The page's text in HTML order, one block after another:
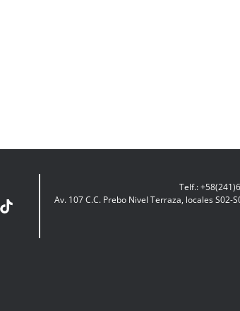
Telf.:
Av. 107 C.C. Prebo Nivel Terraza, locales S02-